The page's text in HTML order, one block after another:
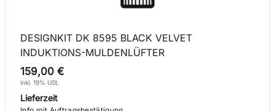
DESIGNKIT DK 8595 BLACK VELVET
INDUKTIONS-MULDENLÜFTER
159,00 €
inkl. 19% USt.
Lieferzeit